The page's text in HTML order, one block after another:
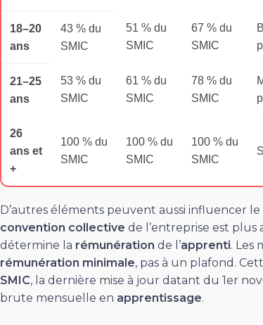
18–20
ans
43 % du
SMIC
51 % du
SMIC
67 % du
SMIC
21–25
ans
53 % du
SMIC
61 % du
SMIC
78 % du
SMIC
26
ans et
+
100 % du
SMIC
100 % du
SMIC
100 % du
SMIC
D’autres éléments peuvent aussi influencer le
convention collective de l’entreprise est plus
détermine la rémunération de l’apprenti. Les
rémunération minimale, pas à un plafond.
SMIC, la dernière mise à jour datant du 1er
brute mensuelle en apprentissage.